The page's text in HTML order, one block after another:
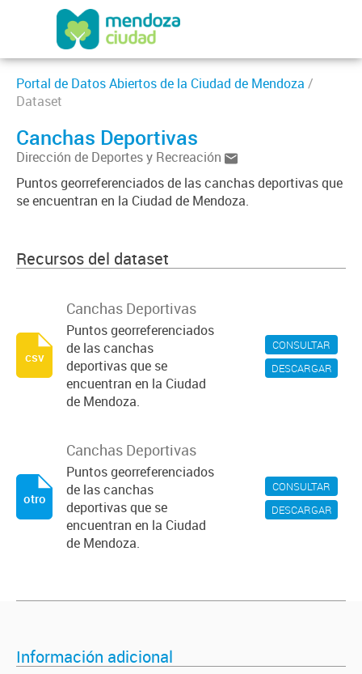
Portal de Datos Abiertos de la Ciudad de Mendoza /
Dataset
Canchas Deportivas
Dirección de Deportes y Recreación
Puntos georreferenciados de las canchas deportivas que
se encuentran en la Ciudad de Mendoza.
Recursos del dataset
CONSULTAR
DESCARGAR
Canchas Deportivas
Puntos georreferenciados
de las canchas
deportivas que se
encuentran en la Ciudad
de Mendoza.
csv
CONSULTAR
DESCARGAR
Canchas Deportivas
Puntos georreferenciados
de las canchas
deportivas que se
encuentran en la Ciudad
de Mendoza.
otro
Información adicional